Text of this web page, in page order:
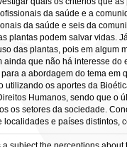
da saúde e a
da saúde e seis da
plantas podem salvar vidas.
das plantas, pois em algum
que não há interesse
a abordagem do tema
os aportes da
Humanos, sendo que o
os setores da sociedade.
e países